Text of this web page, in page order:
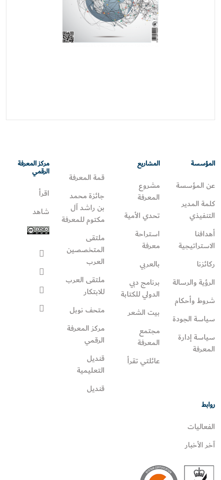
المؤسسة
عن المؤسسة
كلمة المدير
التنفيذي
أهدافنا
الاستراتيجية
ركائزنا
الرؤية والرسالة
شروط وأحكام
سياسة الجودة
سياسة إدارة
المعرفة
المشاريع
مشروع
المعرفة
تحدي الأمية
استراحة
معرفة
بالعربي
برنامج دبي
الدولي للكتابة
بيت الشعر
مجتمع
المعرفة
عائلتي تقرأ‎
قمة المعرفة
جائزة محمد
بن راشد آل
مكتوم للمعرفة
ملتقى
المتخصصين
العرب
ملتقى العرب
للابتكار
متحف نوبل
مركز المعرفة
الرقمي
قنديل
التعليمية
قنديل
مركز المعرفة
الرقمي
اقرأ
شاهد
روابط
الفعاليات
آخر الأخبار